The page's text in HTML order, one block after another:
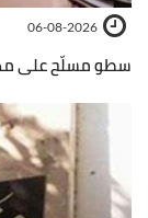
06-08-2026
سطو مسلّح على